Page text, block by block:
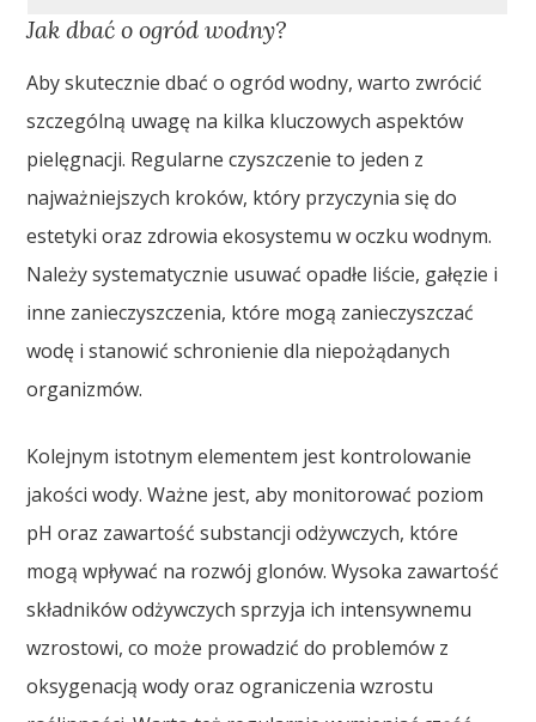
Jak dbać o ogród wodny?
Aby skutecznie dbać o ogród wodny, warto zwrócić
szczególną uwagę na kilka kluczowych aspektów
pielęgnacji. Regularne czyszczenie to jeden z
najważniejszych kroków, który przyczynia się do
estetyki oraz zdrowia ekosystemu w oczku wodnym.
Należy systematycznie usuwać opadłe liście, gałęzie i
inne zanieczyszczenia, które mogą zanieczyszczać
wodę i stanowić schronienie dla niepożądanych
organizmów.
Kolejnym istotnym elementem jest kontrolowanie
jakości wody. Ważne jest, aby monitorować poziom
pH oraz zawartość substancji odżywczych, które
mogą wpływać na rozwój glonów. Wysoka zawartość
składników odżywczych sprzyja ich intensywnemu
wzrostowi, co może prowadzić do problemów z
oksygenacją wody oraz ograniczenia wzrostu